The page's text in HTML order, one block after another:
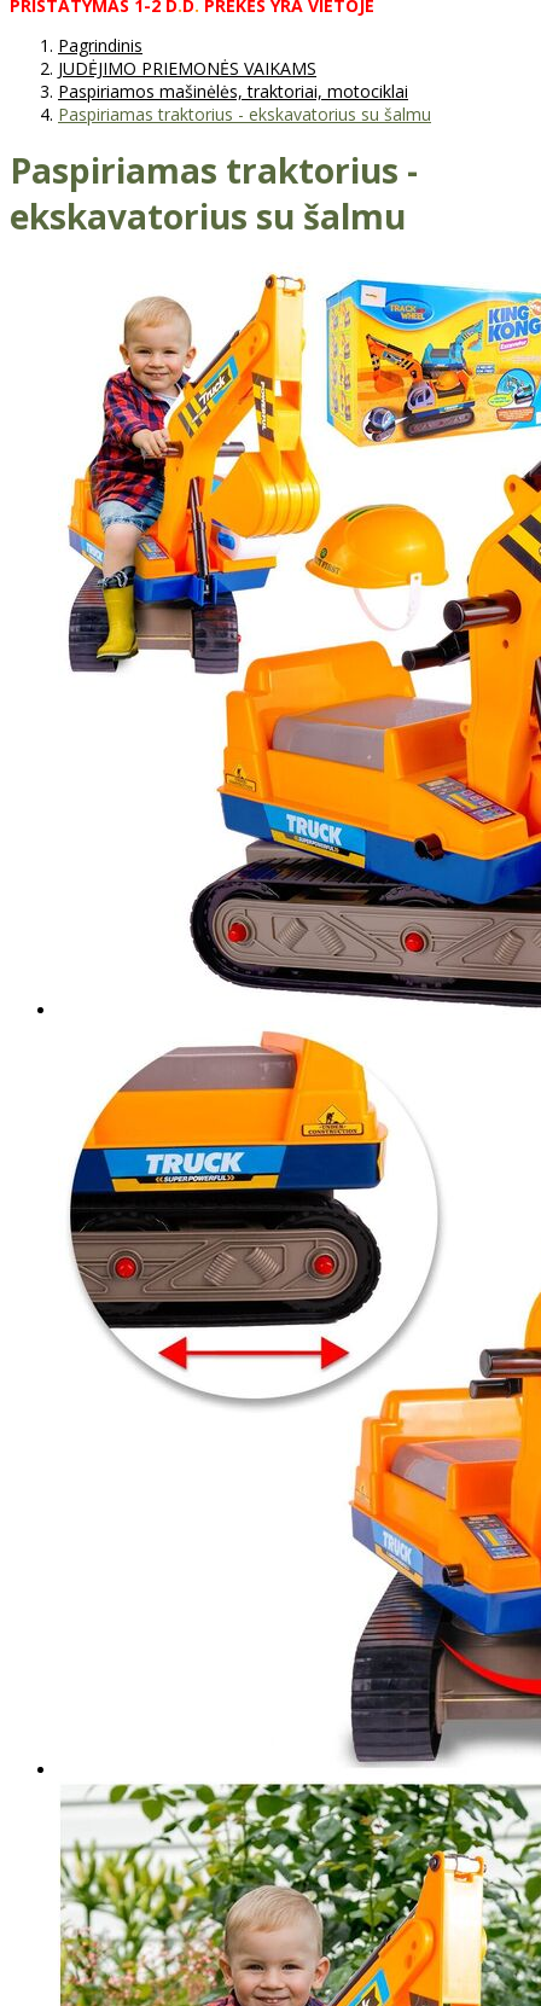
PRISTATYMAS 1-2 D. D. PREKĖS YRA VIETOJE
Pagrindinis
JUDĖJIMO PRIEMONĖS VAIKAMS
Paspiriamos mašinėlės, traktoriai, motociklai
Paspiriamas traktorius - ekskavatorius su šalmu
Paspiriamas traktorius -
ekskavatorius su šalmu